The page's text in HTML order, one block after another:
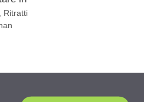
Ritratti